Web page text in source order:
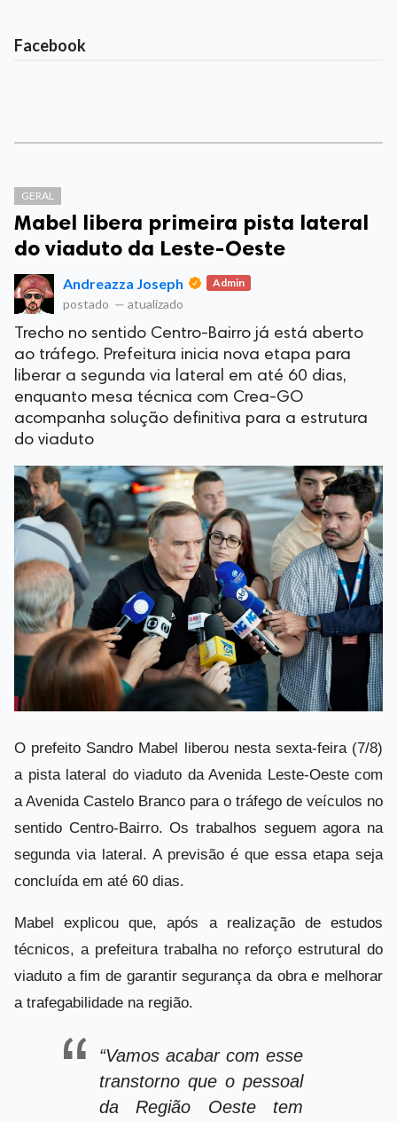
Facebook
GERAL
Mabel libera primeira pista lateral
do viaduto da Leste-Oeste
Andreazza Joseph Admin
postado — atualizado
Trecho no sentido Centro-Bairro já está aberto
ao tráfego. Prefeitura inicia nova etapa para
liberar a segunda via lateral em até 60 dias,
enquanto mesa técnica com Crea-GO
acompanha solução definitiva para a estrutura
do viaduto
O prefeito Sandro Mabel liberou nesta sexta-feira (7/8)
a pista lateral do viaduto da Avenida Leste-Oeste com
a Avenida Castelo Branco para o tráfego de veículos no
sentido Centro-Bairro. Os trabalhos seguem agora na
segunda via lateral. A previsão é que essa etapa seja
concluída em até 60 dias.
Mabel explicou que, após a realização de estudos
técnicos, a prefeitura trabalha no reforço estrutural do
viaduto a fim de garantir segurança da obra e melhorar
a trafegabilidade na região.
“Vamos acabar com esse
transtorno que o pessoal
da Região Oeste tem